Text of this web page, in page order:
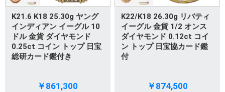
K21.6 K18 25.30g ヤング
インディアン イーグル 10
ドル 金貨 ダイヤモンド
0.25ct コイン トップ 日宝
総研カード鑑付き
￥861,300
K22/K18 26.30g リバティ
イーグル 金貨 1/2 オンス
ダイヤモンド 0.12ct コイ
ン トップ 日宝協カード鑑
付
￥874,500